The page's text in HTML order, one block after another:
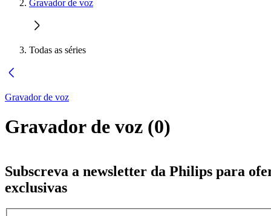
Gravador de voz
Todas as séries
Gravador de voz
Gravador de voz (0)
Subscreva a newsletter da Philips para
exclusivas